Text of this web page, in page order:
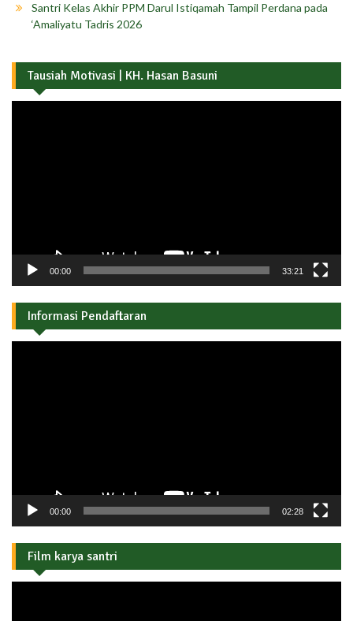
Santri Kelas Akhir PPM Darul Istiqamah Tampil Perdana pada
‘Amaliyatu Tadris 2026
Tausiah Motivasi | KH. Hasan Basuni
00:00 33:21
Informasi Pendaftaran
00:00 02:28
Film karya santri